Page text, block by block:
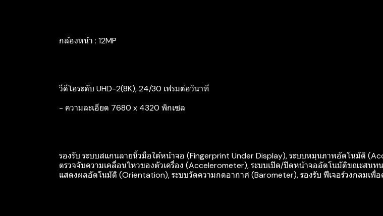
กล้องหน้า : 12MP
วีดีโอระดับ UHD-2(8K), 24/30 เฟรมต่อวินาที
- ความละเอียด 7680 x 4320 พิกเซล
รองรับ ระบบสแกนลายนิ้วมือใต้หน้าจอ (Fingerprint Under Display), ระบบหมุนภาพอัตโนมัติ
ตรวจจับความเคลื่อนไหวของตัวเครื่อง (Accelerometer), ระบบเปิด/ปิดหน้าจออัตโนมัติขณะสน
แสดงผลอัตโนมัติ (Orientation), ระบบวัดความกดอากาศ (Barometer), รองรับ ฟีเจอร์วงกลมเพื่